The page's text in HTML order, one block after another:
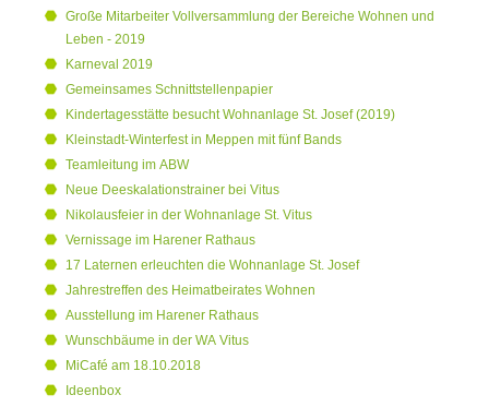
Große Mitarbeiter Vollversammlung der Bereiche Wohnen und
Leben - 2019
Karneval 2019
Gemeinsames Schnittstellenpapier
Kindertagesstätte besucht Wohnanlage St. Josef (2019)
Kleinstadt-Winterfest in Meppen mit fünf Bands
Teamleitung im ABW
Neue Deeskalationstrainer bei Vitus
Nikolausfeier in der Wohnanlage St. Vitus
Vernissage im Harener Rathaus
17 Laternen erleuchten die Wohnanlage St. Josef
Jahrestreffen des Heimatbeirates Wohnen
Ausstellung im Harener Rathaus
Wunschbäume in der WA Vitus
MiCafé am 18.10.2018
Ideenbox